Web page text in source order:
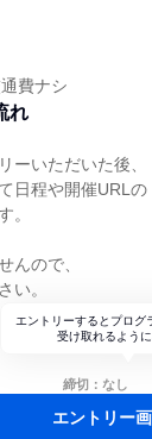
費ナシ
れ
ーいただいた後、
日程や開催URLの
。
んので、
い。
エントリーするとプログ
受け取れるよう
締切：なし
エントリー